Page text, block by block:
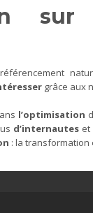
grâce aux
l’optimisation
d’internautes et
: la transformation